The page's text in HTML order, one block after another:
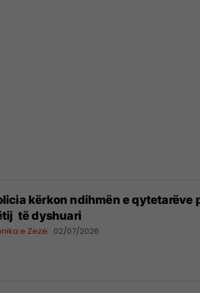
kërkon ndihmën e qytetarëve
të dyshuari
e Zezë 02/07/2026